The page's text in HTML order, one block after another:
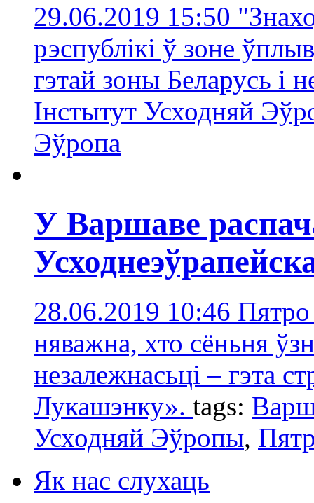
29.06.2019 15:50
рэспублікі ў зоне
гэтай зоны Беларусь і
Інстытут Усходняй
Эўропa
У Варшаве
28.06.2019 10:46
няважна, хто сёньня
незалежнасьці – гэта
Лукашэнку». tags:
Усходняй Эўропы,
Як нас слухаць